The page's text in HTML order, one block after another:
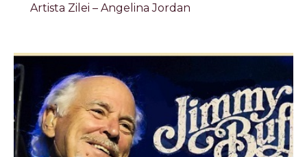
Artista Zilei – Angelina Jordan